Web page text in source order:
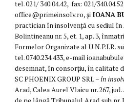
tel. 021/ 340.04.42, fax: 021/
office@primeinsolv.ro, și IOANA
practician în insolvență cu sediul în
Bolintineanu nr. 5, et. 1, ap. 3,
Formelor Organizate al U.N.P.I.R.
tel. 0740.234.433, e-mail
desemnat, în consorțiu, în calitate
SC PHOENIX GROUP SRL –în
Arad, Calea Aurel Vlaicu nr. 267,